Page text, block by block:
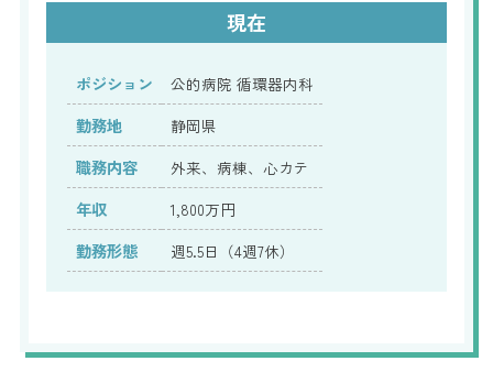
現在
ポジション 公的病院 循環器内科
勤務地 静岡県
職務内容 外来、病棟、心カテ
年収 1,800万円
勤務形態 週5.5日（4週7休）